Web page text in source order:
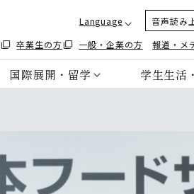
Language
音声読み
卒業生の方 一般・企業の方 報道・メ
国際展開・留学 学生生活